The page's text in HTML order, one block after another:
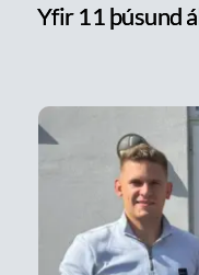
Yfir 11 þúsund